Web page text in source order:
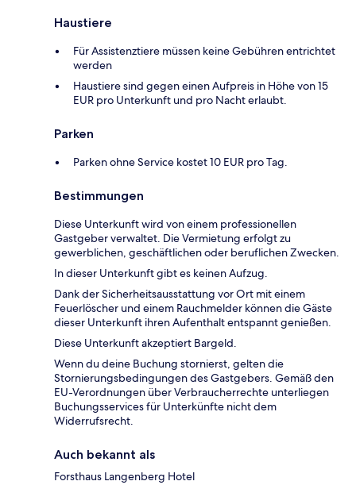
Haustiere
Für Assistenztiere müssen keine Gebühren entrichtet
werden
Haustiere sind gegen einen Aufpreis in Höhe von 15
EUR pro Unterkunft und pro Nacht erlaubt.
Parken
Parken ohne Service kostet 10 EUR pro Tag.
Bestimmungen
Diese Unterkunft wird von einem professionellen
Gastgeber verwaltet. Die Vermietung erfolgt zu
gewerblichen, geschäftlichen oder beruflichen Zwecken.
In dieser Unterkunft gibt es keinen Aufzug.
Dank der Sicherheitsausstattung vor Ort mit einem
Feuerlöscher und einem Rauchmelder können die Gäste
dieser Unterkunft ihren Aufenthalt entspannt genießen.
Diese Unterkunft akzeptiert Bargeld.
Wenn du deine Buchung stornierst, gelten die
Stornierungsbedingungen des Gastgebers. Gemäß den
EU-Verordnungen über Verbraucherrechte unterliegen
Buchungsservices für Unterkünfte nicht dem
Widerrufsrecht.
Auch bekannt als
Forsthaus Langenberg Hotel